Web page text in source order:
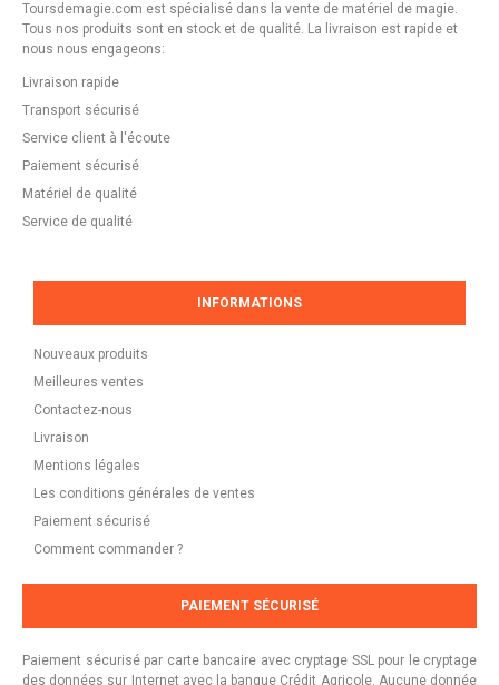
Toursdemagie.com est spécialisé dans la vente de matériel de magie.
Tous nos produits sont en stock et de qualité. La livraison est rapide et
nous nous engageons:
Livraison rapide
Transport sécurisé
Service client à l'écoute
Paiement sécurisé
Matériel de qualité
Service de qualité
INFORMATIONS
Nouveaux produits
Meilleures ventes
Contactez-nous
Livraison
Mentions légales
Les conditions générales de ventes
Paiement sécurisé
Comment commander ?
PAIEMENT SÉCURISÉ
Paiement sécurisé par carte bancaire avec cryptage SSL pour le cryptage
des données sur Internet avec la banque Crédit Agricole. Aucune donnée